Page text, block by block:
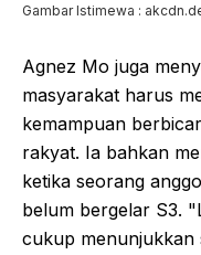
Gambar Istimewa :
Agnez Mo juga
masyarakat harus
kemampuan
rakyat. Ia bahkan
ketika seorang
belum bergelar S3.
cukup menunjukkan